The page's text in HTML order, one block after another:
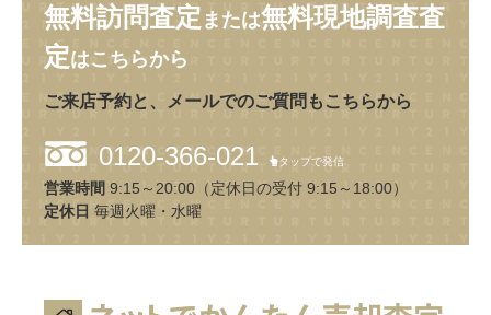
無料訪問査定 または無料現地調査査
定はこちらから
ご来店予約と、メールでのご質問もこちらから
0120-366-021 タップで発信
営業時間 9:15～20:00（定休日の受付 9:15～18:00）
定休日 毎週火曜・水曜